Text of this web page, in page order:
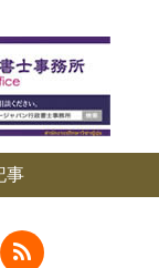
事